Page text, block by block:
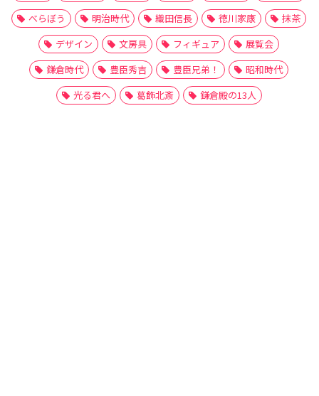
べらぼう
明治時代 織田信長 徳川家康
抹茶
デザイン
文房具 フィギュア
展覧会
鎌倉時代
豊臣秀吉 豊臣兄弟！
昭和時代
光る君へ
葛飾北斎 鎌倉殿の13人